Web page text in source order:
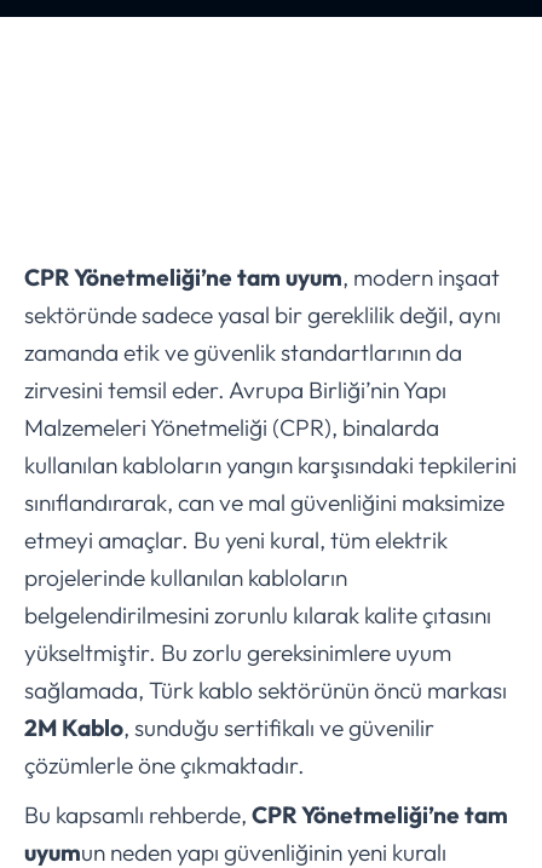
CPR Yönetmeliği’ne tam uyum, modern inşaat
sektöründe sadece yasal bir gereklilik değil, aynı
zamanda etik ve güvenlik standartlarının da
zirvesini temsil eder. Avrupa Birliği’nin Yapı
Malzemeleri Yönetmeliği (CPR), binalarda
kullanılan kabloların yangın karşısındaki tepkilerini
sınıflandırarak, can ve mal güvenliğini maksimize
etmeyi amaçlar. Bu yeni kural, tüm elektrik
projelerinde kullanılan kabloların
belgelendirilmesini zorunlu kılarak kalite çıtasını
yükseltmiştir. Bu zorlu gereksinimlere uyum
sağlamada, Türk kablo sektörünün öncü markası
2M Kablo, sunduğu sertifikalı ve güvenilir
çözümlerle öne çıkmaktadır.
Bu kapsamlı rehberde, CPR Yönetmeliği’ne tam
uyumun neden yapı güvenliğinin yeni kuralı